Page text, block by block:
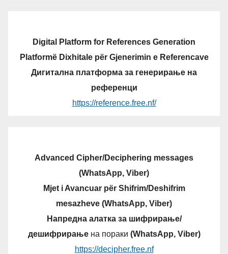
Digital Platform for References Generation
Platformë Dixhitale për Gjenerimin e Referencave
Дигитална платформа за генерирање на
референци
https://reference.free.nf/
Advanced Cipher/Deciphering messages
(WhatsApp, Viber)
Mjet i Avancuar për Shifrim/Deshifrim
mesazheve (WhatsApp, Viber)
Напредна алатка за шифрирање/
дешифрирањена пораки (WhatsApp, Viber)
https://decipher.free.nf